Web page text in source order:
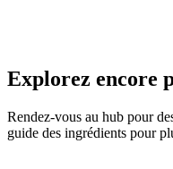
Explorez encore
Rendez-vous au hub pour
guide des ingrédients pour